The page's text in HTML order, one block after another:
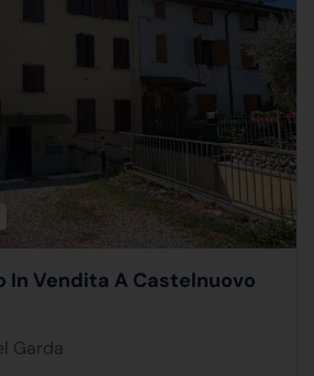
Vendita A Castelnuovo
Garda